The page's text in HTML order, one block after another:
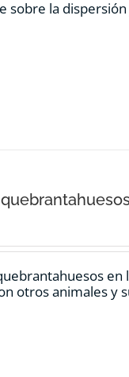
sobre la
en
otros animales y